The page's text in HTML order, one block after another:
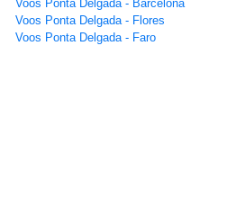
Voos Ponta Delgada - Barcelona
Voos Ponta Delgada - Flores
Voos Ponta Delgada - Faro